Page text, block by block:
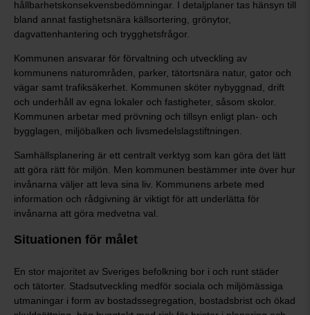
hållbarhetskonsekvensbedömningar. I detaljplaner tas hänsyn till
bland annat fastighetsnära källsortering, grönytor,
dagvattenhantering och trygghetsfrågor.
Kommunen ansvarar för förvaltning och utveckling av
kommunens naturområden, parker, tätortsnära natur, gator och
vägar samt trafiksäkerhet. Kommunen sköter nybyggnad, drift
och underhåll av egna lokaler och fastigheter, såsom skolor.
Kommunen arbetar med prövning och tillsyn enligt plan- och
bygglagen, miljöbalken och livsmedelslagstiftningen.
Samhällsplanering är ett centralt verktyg som kan göra det lätt
att göra rätt för miljön. Men kommunen bestämmer inte över hur
invånarna väljer att leva sina liv. Kommunens arbete med
information och rådgivning är viktigt för att underlätta för
invånarna att göra medvetna val.
Situationen för målet
En stor majoritet av Sveriges befolkning bor i och runt städer
och tätorter. Stadsutveckling medför sociala och miljömässiga
utmaningar i form av bostadssegregation, bostadsbrist och ökad